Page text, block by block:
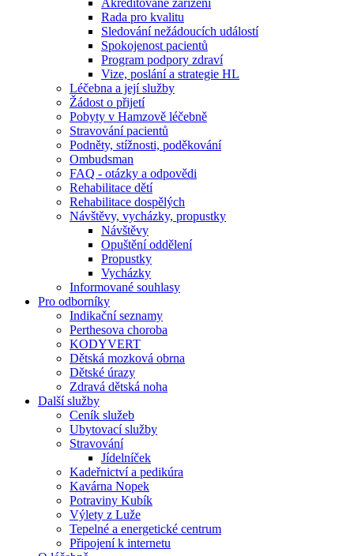
Akreditované zařízení
Rada pro kvalitu
Sledování nežádoucích událostí
Spokojenost pacientů
Program podpory zdraví
Vize, poslání a strategie HL
Léčebna a její služby
Žádost o přijetí
Pobyty v Hamzově léčebně
Stravování pacientů
Podněty, stížnosti, poděkování
Ombudsman
FAQ - otázky a odpovědi
Rehabilitace dětí
Rehabilitace dospělých
Návštěvy, vycházky, propustky
Návštěvy
Opuštění oddělení
Propustky
Vycházky
Informované souhlasy
Pro odborníky
Indikační seznamy
Perthesova choroba
KODYVERT
Dětská mozková obrna
Dětské úrazy
Zdravá dětská noha
Další služby
Ceník služeb
Ubytovací služby
Stravování
Jídelníček
Kadeřnictví a pedikúra
Kavárna Nopek
Potraviny Kubík
Výlety z Luže
Tepelné a energetické centrum
Připojení k internetu